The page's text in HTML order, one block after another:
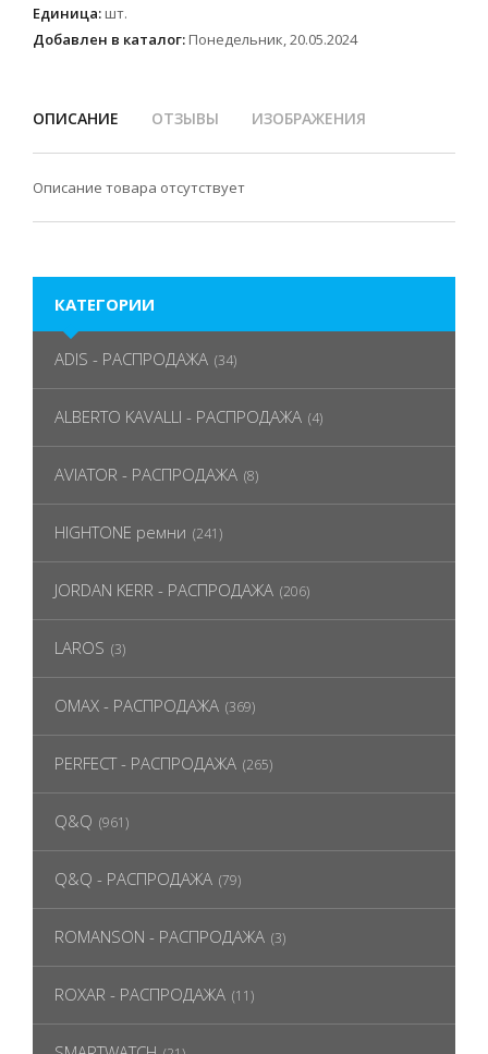
Единица: шт.
Добавлен в каталог: Понедельник, 20.05.2024
ОПИСАНИЕ ОТЗЫВЫ ИЗОБРАЖЕНИЯ
Описание товара отсутствует
КАТЕГОРИИ
ADIS - РАСПРОДАЖА (34)
ALBERTO KAVALLI - РАСПРОДАЖА (4)
AVIATOR - РАСПРОДАЖА (8)
HIGHTONE ремни (241)
JORDAN KERR - РАСПРОДАЖА (206)
LAROS (3)
OMAX - РАСПРОДАЖА (369)
PERFECT - РАСПРОДАЖА (265)
Q&Q (961)
Q&Q - РАСПРОДАЖА (79)
ROMANSON - РАСПРОДАЖА (3)
ROXAR - РАСПРОДАЖА (11)